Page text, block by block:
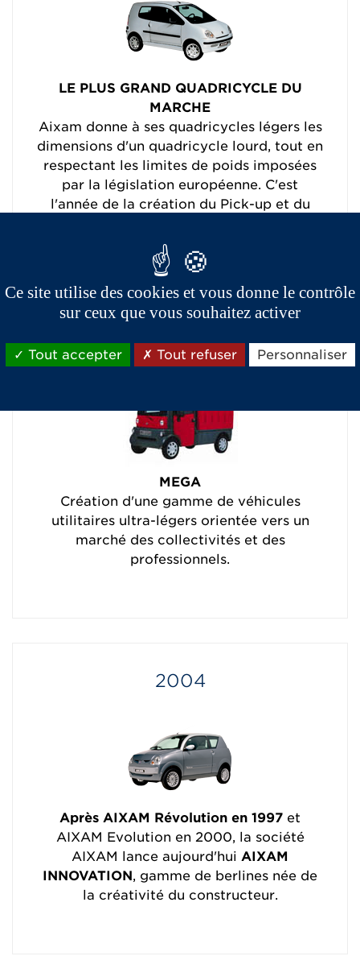
LE PLUS GRAND QUADRICYCLE DU
MARCHE
Aixam donne à ses quadricycles légers les
dimensions d'un quadricycle lourd, tout en
respectant les limites de poids imposées
par la législation européenne. C'est
l'année de la création du Pick-up et du
2003
MEGA
Création d'une gamme de véhicules
utilitaires ultra-légers orientée vers un
marché des collectivités et des
professionnels.
2004
Après AIXAM Révolution en 1997 et
AIXAM Evolution en 2000, la société
AIXAM lance aujourd'hui AIXAM
INNOVATION, gamme de berlines née de
la créativité du constructeur.
Ce site utilise des cookies et vous donne le contrôle
sur ceux que vous souhaitez activer
Tout accepter Tout refuser Personnaliser